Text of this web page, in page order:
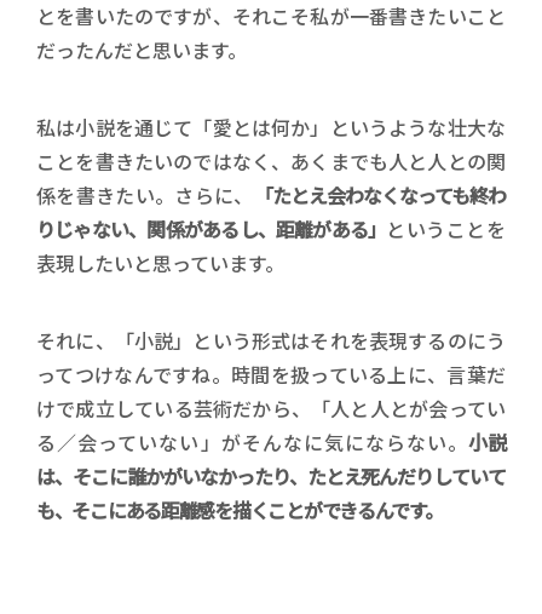
とを書いたのですが、それこそ私が一番書きたいこと
だったんだと思います。
私は小説を通じて「愛とは何か」というような壮大な
ことを書きたいのではなく、あくまでも人と人との関
係を書きたい。さらに、
「たとえ会わなくなっても終わ
りじゃない、関係があるし、距離がある」 ということを
表現したいと思っています。
それに、「小説」という形式はそれを表現するのにう
ってつけなんですね。時間を扱っている上に、言葉だ
けで成立している芸術だから、「人と人とが会ってい
る／会っていない」がそんなに気にならない。小説
は、そこに誰かがいなかったり、たとえ死んだりしていて
も、そこにある距離感を描くことができるんです。